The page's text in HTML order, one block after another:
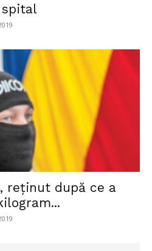
spital
reținut după ce a